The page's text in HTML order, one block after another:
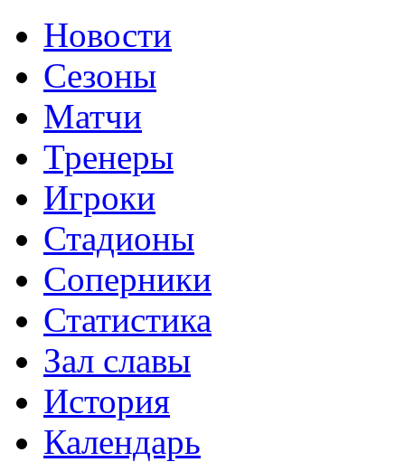
Новости
Сезоны
Матчи
Тренеры
Игроки
Стадионы
Соперники
Статистика
Зал славы
История
Календарь